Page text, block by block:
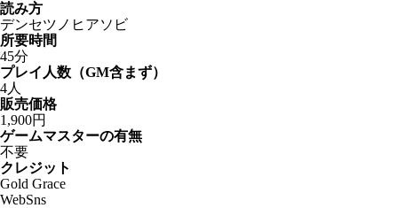
読み方
デンセツノヒアソビ
所要時間
45分
プレイ人数（GM含まず）
4人
販売価格
1,900円
ゲームマスターの有無
不要
クレジット
Gold Grace
WebSns